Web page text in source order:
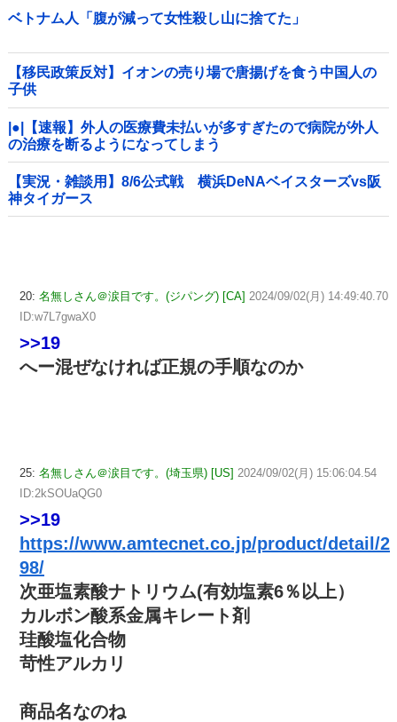
ベトナム人「腹が減って女性殺し山に捨てた」
【移民政策反対】イオンの売り場で唐揚げを食う中国人の
子供
|●|【速報】外人の医療費未払いが多すぎたので病院が外人
の治療を断るようになってしまう
【実況・雑談用】8/6公式戦 横浜DeNAベイスターズvs阪
神タイガース
20: 名無しさん＠涙目です。(ジパング) [CA] 2024/09/02(月) 14:49:40.70
ID:w7L7gwaX0
>>19
へー混ぜなければ正規の手順なのか
25: 名無しさん＠涙目です。(埼玉県) [US] 2024/09/02(月) 15:06:04.54
ID:2kSOUaQG0
>>19
https://www.amtecnet.co.jp/product/detail/2
98/
次亜塩素酸ナトリウム(有効塩素6％以上）
カルボン酸系金属キレート剤
珪酸塩化合物
苛性アルカリ
商品名なのね